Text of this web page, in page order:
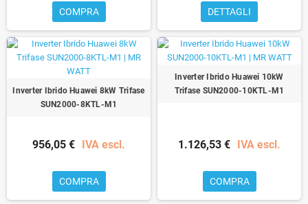
COMPRA DETTAGLI
Inverter Ibrido Huawei 8kW Trifase
SUN2000-8KTL-M1
956,05 € IVA escl.
COMPRA
Inverter Ibrido Huawei 10kW
Trifase SUN2000-10KTL-M1
1.126,53 € IVA escl.
COMPRA